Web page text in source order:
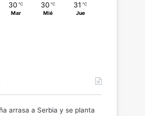
30 ℃
Mar
30 ℃
Mié
31 ℃
Jue
arrasa a Serbia y se planta